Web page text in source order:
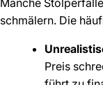
schmälern. Die
Preis